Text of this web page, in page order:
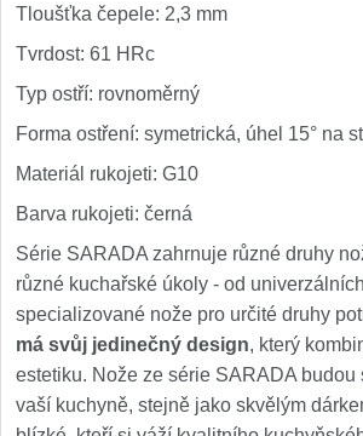
Tloušťka čepele: 2,3 mm
Tvrdost: 61 HRc
Typ ostří: rovnoměrný
Forma ostření: symetrická, úhel 15° na
Materiál rukojeti: G10
Barva rukojeti: černá
Série SARADA zahrnuje různé druhy
různé kuchařské úkoly - od
specializované nože pro určité druhy
má svůj jedinečný design, který
estetiku. Nože ze série SARADA budou
vaší kuchyně, stejně jako skvělým